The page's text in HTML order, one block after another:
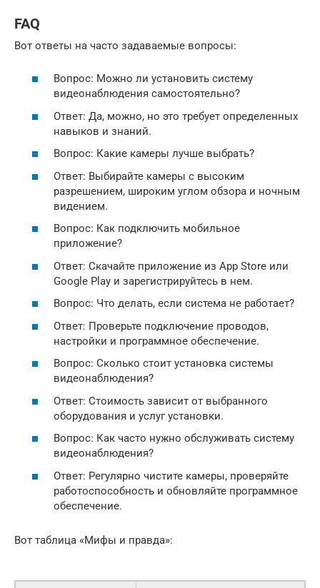
FAQ
Вот ответы на часто задаваемые вопросы:
Вопрос: Можно ли установить систему
видеонаблюдения самостоятельно?
Ответ: Да, можно, но это требует определенных
навыков и знаний.
Вопрос: Какие камеры лучше выбрать?
Ответ: Выбирайте камеры с высоким
разрешением, широким углом обзора и ночным
видением.
Вопрос: Как подключить мобильное
приложение?
Ответ: Скачайте приложение из App Store или
Google Play и зарегистрируйтесь в нем.
Вопрос: Что делать, если система не работает?
Ответ: Проверьте подключение проводов,
настройки и программное обеспечение.
Вопрос: Сколько стоит установка системы
видеонаблюдения?
Ответ: Стоимость зависит от выбранного
оборудования и услуг установки.
Вопрос: Как часто нужно обслуживать систему
видеонаблюдения?
Ответ: Регулярно чистите камеры, проверяйте
работоспособность и обновляйте программное
обеспечение.
Вот таблица «Мифы и правда»: